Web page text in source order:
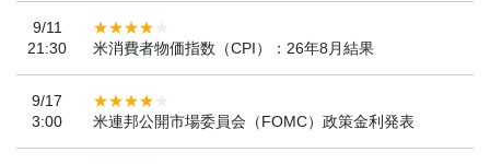
9/11
21:30
米消費者物価指数（CPI）：26年8月結果
9/17
3:00
米連邦公開市場委員会（FOMC）政策金利発表